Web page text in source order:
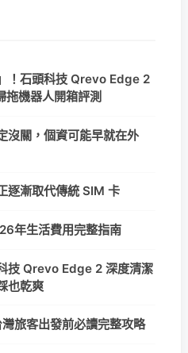
！石頭科技 Qrevo Edge 2
機器人開箱評測
沒關，個資可能早就在外
逐漸取代傳統 SIM 卡
年生活費用完整指南
技 Qrevo Edge 2 深度清潔
也乾爽
旅客出發前必讀完整攻略